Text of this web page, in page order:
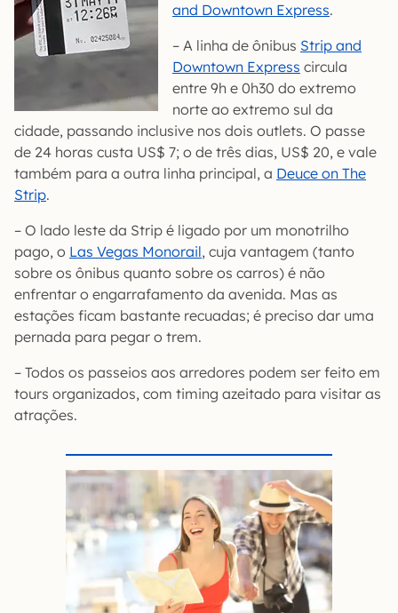
and Downtown Express.
– A linha de ônibus Strip and
Downtown Express circula
entre 9h e 0h30 do extremo
norte ao extremo sul da
cidade, passando inclusive nos dois outlets. O passe
de 24 horas custa US$ 7; o de três dias, US$ 20, e vale
também para a outra linha principal, a Deuce on The
Strip.
– O lado leste da Strip é ligado por um monotrilho
pago, o Las Vegas Monorail, cuja vantagem (tanto
sobre os ônibus quanto sobre os carros) é não
enfrentar o engarrafamento da avenida. Mas as
estações ficam bastante recuadas; é preciso dar uma
pernada para pegar o trem.
– Todos os passeios aos arredores podem ser feito em
tours organizados, com timing azeitado para visitar as
atrações.